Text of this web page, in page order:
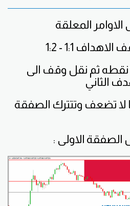
المعلقة
1:1 - 1:2
الهدف الاول غالبا 15 نقطه ثم نقل وقف الى
الثاني
تضعف وتتترك الصفقة
الاولى :